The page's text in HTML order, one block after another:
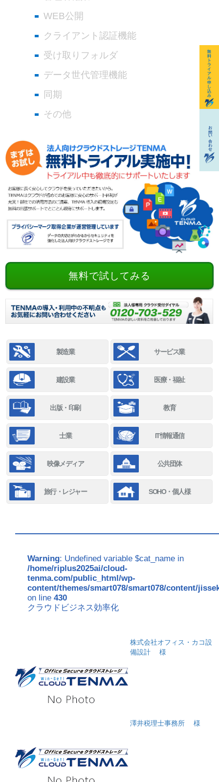
WEB公開
クライアント認証機能
受け取りフォルダ
データ世代管理機能
同期
その他
無料で試してみる
製造業 サービス業
建設業 医療・福祉
出版・印刷 教育
士業 IT情報通信
映像メディア 公共団体
旅行・レジャー SOHO・個人様
Warning: Undefined variable $cat_name in
/home/riplus2025ai/cloud-
tenma.com/public_html/wp-
content/themes/smart078/smart078/content/
on line430
クラウドビジネス効率化
株式会社オフィス・カコ設
備設計
様
澤井税理士事務所 様